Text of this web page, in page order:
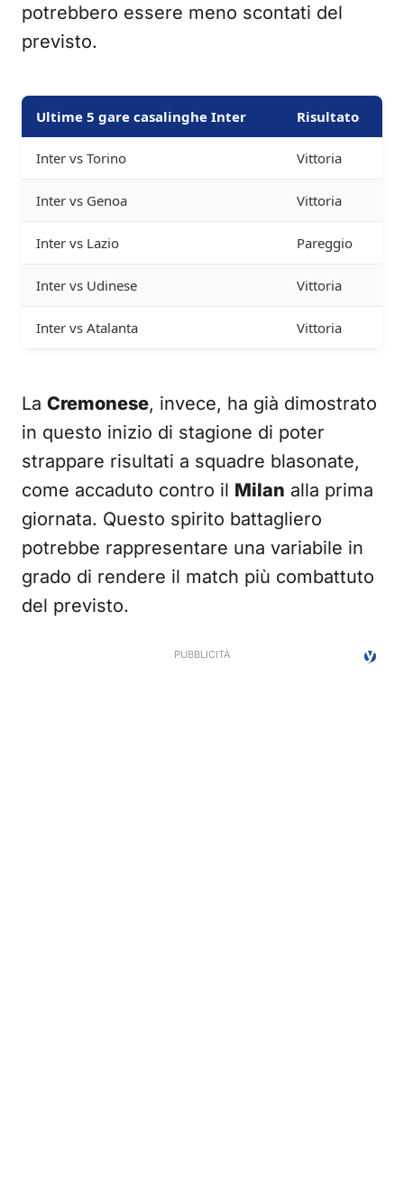
potrebbero essere meno scontati del
previsto.
Ultime 5 gare casalinghe Inter Risultato
Inter vs Torino Vittoria
Inter vs Genoa Vittoria
Inter vs Lazio Pareggio
Inter vs Udinese Vittoria
Inter vs Atalanta Vittoria
La Cremonese, invece, ha già dimostrato
in questo inizio di stagione di poter
strappare risultati a squadre blasonate,
come accaduto contro il Milan alla prima
giornata. Questo spirito battagliero
potrebbe rappresentare una variabile in
grado di rendere il match più combattuto
del previsto.